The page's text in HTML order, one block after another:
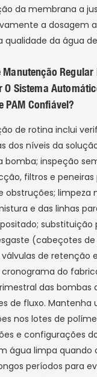
da membrana a
a dosagem
qualidade da água
Manutenção Regular
O Sistema
PAM Confiável?
de rotina inclui
dos níveis da
bomba; inspeção
filtros e peneiras
obstruções; limpeza
e das linhas
substituição
(cabeçotes
de retenção
do
das bombas
de fluxo. Mantenha
nos lotes de
e configurações
água limpa quando
períodos para